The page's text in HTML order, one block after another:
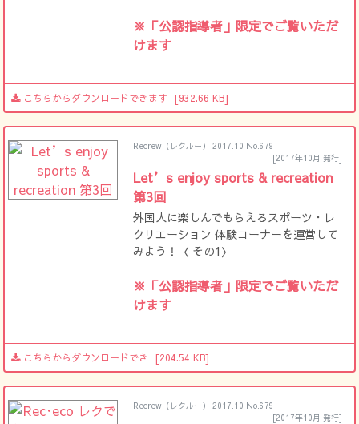
います。
その現在地を、担当の方お二人にお聞き
※「公認指導者」限定でご覧いただ
けます
こちらからダウンロードできます [932.66 KB]
Recrew（レクルー） 2017.10 No.679
[2017年10月 発行]
Let’s enjoy sports & recreation
第3回
外国人に楽しんでもらえるスポーツ・レ
クリエーション 体験コーナーを運営して
みよう！〈 その1〉
※「公認指導者」限定でご覧いただ
けます
こちらからダウンロードでき [204.54 KB]
Recrew（レクルー） 2017.10 No.679
[2017年10月 発行]